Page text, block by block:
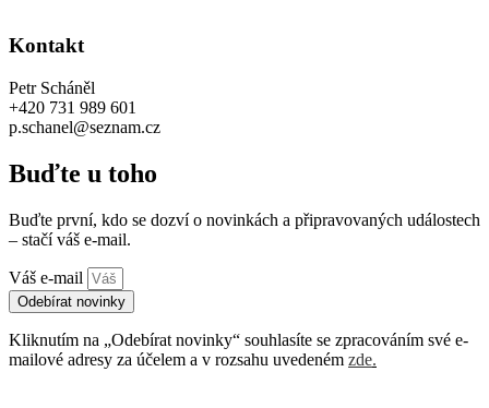
Kontakt
Petr Scháněl
+420 731 989 601
p.schanel@seznam.cz
Buďte u toho
Buďte první, kdo se dozví o novinkách a připravovaných událostech
– stačí váš e-mail.
Váš e-mail
Odebírat novinky
Kliknutím na „Odebírat novinky“ souhlasíte se zpracováním své e-
mailové adresy za účelem a v rozsahu uvedeném zde.